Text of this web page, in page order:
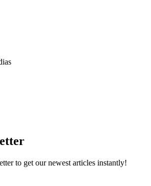
to get our newest articles instantly!